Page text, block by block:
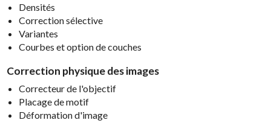
Densités
Correction sélective
Variantes
Courbes et option de couches
Correction physique des images
Correcteur de l'objectif
Placage de motif
Déformation d'image